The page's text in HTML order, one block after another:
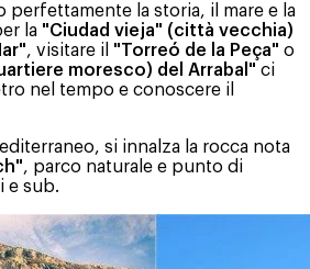
perfettamente la storia, il mare e la
la "Ciudad vieja" (città vecchia)
, visitare il "Torreó de la Peça" o
moresco) del Arrabal" ci
nel tempo e conoscere il
si innalza la rocca nota
, parco naturale e punto di
e sub.